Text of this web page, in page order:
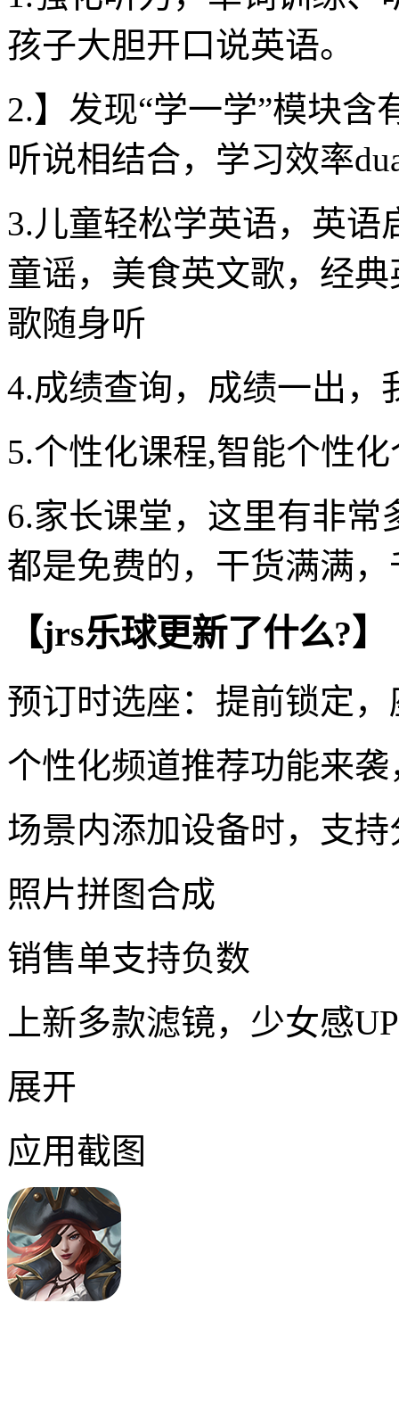
孩子大胆开口说英语。
2.】发现“学一学”模块含
听说相结合，学习效率
3.儿童轻松学英语，英
童谣，美食英文歌，经
歌随身听
4.成绩查询，成绩一出，
5.个性化课程,智能个性
6.家长课堂，这里有非
都是免费的，干货满满
【jrs乐球更新了什么?】
预订时选座：提前锁定
个性化频道推荐功能来
场景内添加设备时，支
照片拼图合成
销售单支持负数
上新多款滤镜，少女感
展开
应用截图